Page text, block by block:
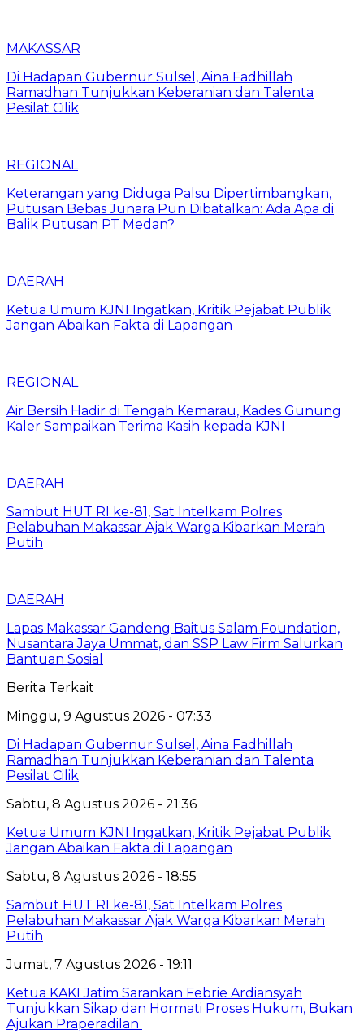
MAKASSAR
Di Hadapan Gubernur Sulsel, Aina Fadhillah
Ramadhan Tunjukkan Keberanian dan Talenta
Pesilat Cilik
REGIONAL
Keterangan yang Diduga Palsu Dipertimbangkan,
Putusan Bebas Junara Pun Dibatalkan: Ada Apa di
Balik Putusan PT Medan?
DAERAH
Ketua Umum KJNI Ingatkan, Kritik Pejabat Publik
Jangan Abaikan Fakta di Lapangan
REGIONAL
Air Bersih Hadir di Tengah Kemarau, Kades Gunung
Kaler Sampaikan Terima Kasih kepada KJNI
DAERAH
Sambut HUT RI ke-81, Sat Intelkam Polres
Pelabuhan Makassar Ajak Warga Kibarkan Merah
Putih
DAERAH
Lapas Makassar Gandeng Baitus Salam Foundation,
Nusantara Jaya Ummat, dan SSP Law Firm Salurkan
Bantuan Sosial
Berita Terkait
Minggu, 9 Agustus 2026 - 07:33
Di Hadapan Gubernur Sulsel, Aina Fadhillah
Ramadhan Tunjukkan Keberanian dan Talenta
Pesilat Cilik
Sabtu, 8 Agustus 2026 - 21:36
Ketua Umum KJNI Ingatkan, Kritik Pejabat Publik
Jangan Abaikan Fakta di Lapangan
Sabtu, 8 Agustus 2026 - 18:55
Sambut HUT RI ke-81, Sat Intelkam Polres
Pelabuhan Makassar Ajak Warga Kibarkan Merah
Putih
Jumat, 7 Agustus 2026 - 19:11
Ketua KAKI Jatim Sarankan Febrie Ardiansyah
Tunjukkan Sikap dan Hormati Proses Hukum, Bukan
Ajukan Praperadilan